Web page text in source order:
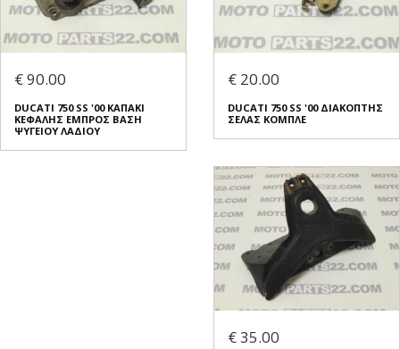
€ 90.00
DUCATI 750 SS '00 ΚΑΠΑΚΙ
ΚΕΦΑΛΗΣ ΕΜΠΡΟΣ ΒΑΣΗ
ΨΥΓΕΙΟΥ ΛΑΔΙΟΥ
€ 20.00
DUCATI 750 SS '00 ΔΙΑΚΟΠΤΗΣ
ΣΕΛΑΣ ΚΟΜΠΛΕ
€ 35.00